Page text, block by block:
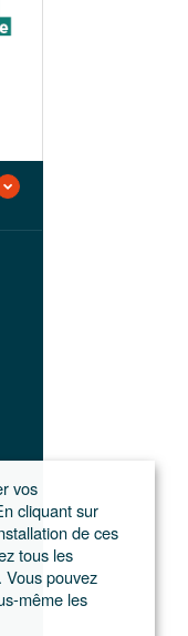
vos
cliquant sur
de ces
tous les
Vous pouvez
même les